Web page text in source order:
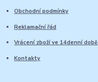
Obchodní podmínky
Reklamační řád
Vrácení zboží ve 14denní době
Kontakty